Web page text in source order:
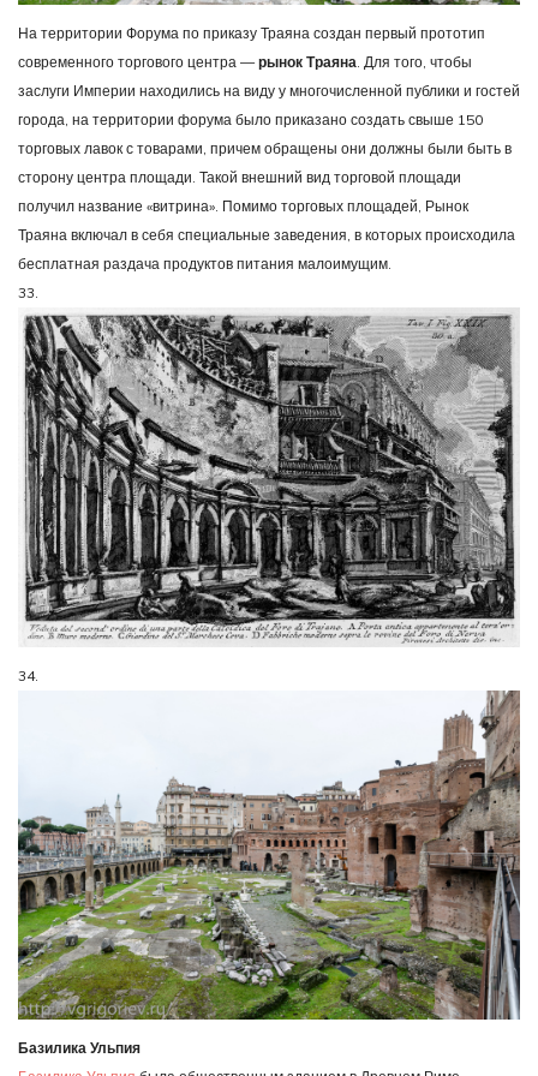
На территории Форума по приказу Траяна создан первый прототип
современного торгового центра — рынок Траяна. Для того, чтобы
заслуги Империи находились на виду у многочисленной публики и гостей
города, на территории форума было приказано создать свыше 150
торговых лавок с товарами, причем обращены они должны были быть в
сторону центра площади. Такой внешний вид торговой площади
получил название «витрина». Помимо торговых площадей, Рынок
Траяна включал в себя специальные заведения, в которых происходила
бесплатная раздача продуктов питания малоимущим.
33.
34.
Базилика Ульпия